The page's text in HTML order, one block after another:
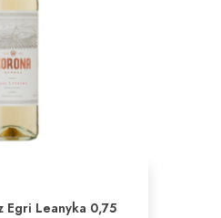
Egri Leanyka 0,75